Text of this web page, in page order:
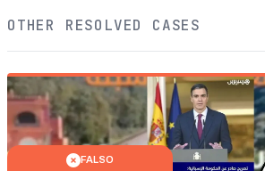
OTHER RESOLVED CASES
FALSO